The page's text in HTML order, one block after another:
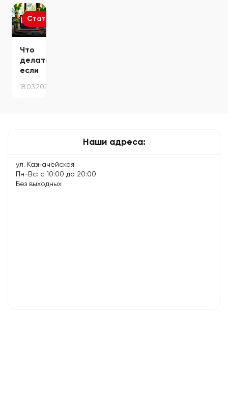
команды…
Статьи
Что
делать,
если
начал
18.03.2024
Наши адреса:
ул. Казначейская
Пн-Вс: с 10:00 до 20:00
Без выходных